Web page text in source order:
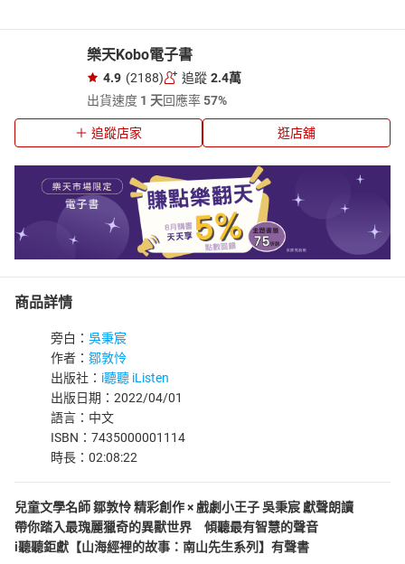
樂天Kobo電子書
4.9 (2188) 追蹤 2.4萬
出貨速度 1 天回應率57%
追蹤店家 逛店舖
商品詳情
旁白： 吳秉宸
作者： 鄒敦怜
出版社： i聽聽 iListen
出版日期：2022/04/01
語言：中文
ISBN：7435000001114
時長：02:08:22
兒童文學名師 鄒敦怜 精彩創作 × 戲劇小王子 吳秉宸 獻聲朗讀
帶你踏入最瑰麗獵奇的異獸世界 傾聽最有智慧的聲音
i聽聽鉅獻【山海經裡的故事：南山先生系列】有聲書